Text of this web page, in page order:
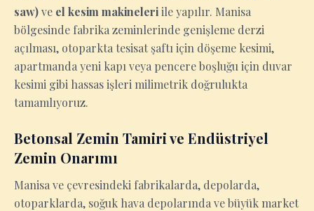
saw)ve el kesim makineleriile yapılır. Manisa
bölgesinde fabrika zeminlerinde genişleme derzi
açılması, otoparkta tesisat şaftı için döşeme kesimi,
apartmanda yeni kapı veya pencere boşluğu için duvar
kesimi gibi hassas işleri milimetrik doğrulukta
tamamlıyoruz.
Betonsal Zemin Tamiri ve Endüstriyel
Zemin Onarımı
Manisa ve çevresindeki fabrikalarda, depolarda,
otoparklarda, soğuk hava depolarında ve büyük market